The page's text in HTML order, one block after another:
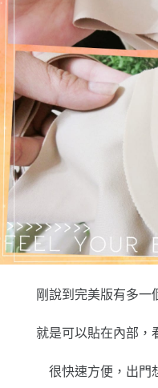
剛說到完美版有多一
就是可以貼在內部，
很快速方便，出門